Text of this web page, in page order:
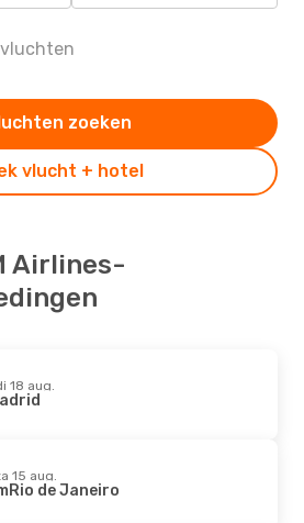
vlucht + hotel
zoeken
Airlines-
18 aug.
15 aug.
Rio de Janeiro